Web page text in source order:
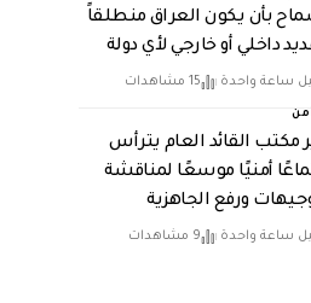
بأن يكون العراق منطلقاً
داخلي أو خارجي لأي دولة
ساعة واحدة 15 مشاهدات
مكتب القائد العام يترأس
أمنيًا موسعًا لمناقشة
ورفع الجاهزية
ساعة واحدة 9 مشاهدات